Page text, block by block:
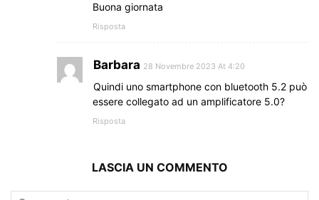
Buona giornata
Risposta
Barbara 28 Novembre 2023 At 4:20
Quindi uno smartphone con bluetooth 5.2 può
essere collegato ad un amplificatore 5.0?
Risposta
LASCIA UN COMMENTO